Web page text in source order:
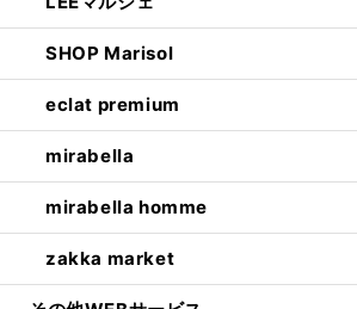
SHOP Marisol
eclat premium
mirabella
mirabella homme
zakka market